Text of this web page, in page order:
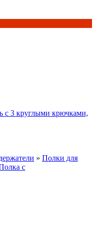
с 3 круглыми крючками,
» Полки для
с